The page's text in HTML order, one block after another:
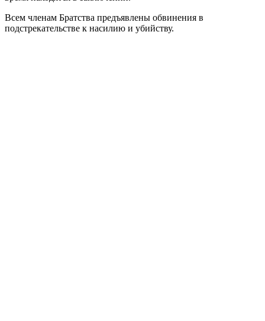
Всем членам Братства предъявлены обвинения в
подстрекательстве к насилию и убийству.